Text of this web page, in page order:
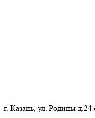
г. Казань, ул. Родины д.24